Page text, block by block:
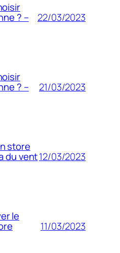
? – 22/03/2023
? – 21/03/2023
store
du vent12/03/2023
le
11/03/2023